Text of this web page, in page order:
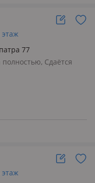
этаж
77
Сдаётся
этаж